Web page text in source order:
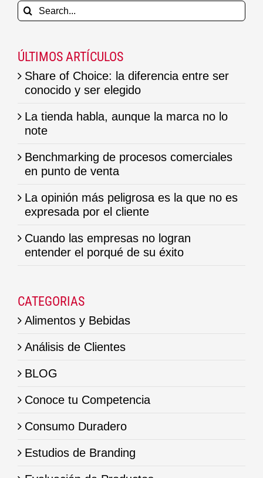
Search
for:
ÚLTIMOS ARTÍCULOS
Share of Choice: la diferencia entre ser
conocido y ser elegido
La tienda habla, aunque la marca no lo
note
Benchmarking de procesos comerciales
en punto de venta
La opinión más peligrosa es la que no es
expresada por el cliente
Cuando las empresas no logran
entender el porqué de su éxito
CATEGORIAS
Alimentos y Bebidas
Análisis de Clientes
BLOG
Conoce tu Competencia
Consumo Duradero
Estudios de Branding